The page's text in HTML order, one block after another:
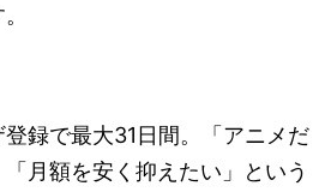
録で最大31日間。「アニメだ
月額を安く抑えたい」という